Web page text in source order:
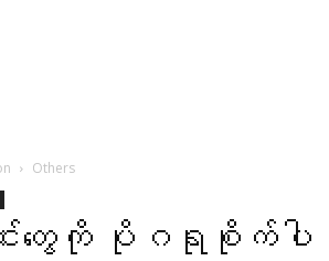
Others
တွေကို ပိုဂရုစိုက်ပါ